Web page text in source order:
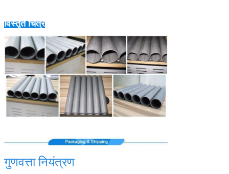
विस्तृत चित्र
गुणवत्ता नियंत्रण